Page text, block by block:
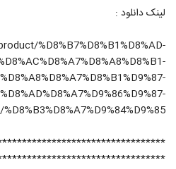
لینک دانلود :
%D8%B7%D8%B1%D8%AD-
%D8%B3%D8%A7%D9%84%D9%85/